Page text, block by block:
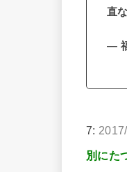
直
—
7:
別にた